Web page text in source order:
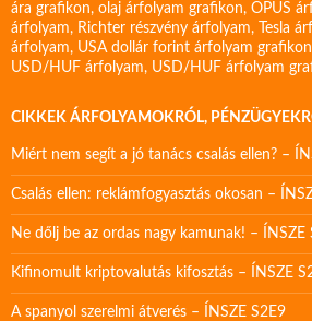
ára grafikon, olaj árfolyam grafikon, OPUS
árfolyam, Richter részvény árfolyam, Tesla
árfolyam, USA dollár forint árfolyam grafikon
USD/HUF árfolyam, USD/HUF árfolyam
CIKKEK ÁRFOLYAMOKRÓL,
Miért nem segít a jó tanács csalás ellen? –
Csalás ellen: reklámfogyasztás okosan –
Ne dőlj be az ordas nagy kamunak! – ÍNSZE
Kifinomult kriptovalutás kifosztás – ÍNSZE
A spanyol szerelmi átverés – ÍNSZE S2E9